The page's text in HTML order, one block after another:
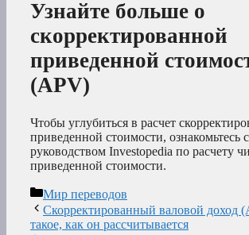
Узнайте больше о
скорректированной
приведенной
(APV)
Чтобы углубиться в расчет
приведенной стоимости, ознакомьтесь с
руководством Investopedia по расчету
приведенной стоимости.
Рубрики
Мир переводов
Скорректированный валовой доход
такое, как он рассчитывается